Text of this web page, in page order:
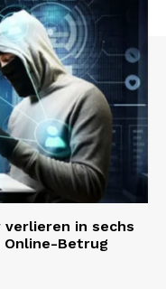
verlieren in sechs
Online-Betrug